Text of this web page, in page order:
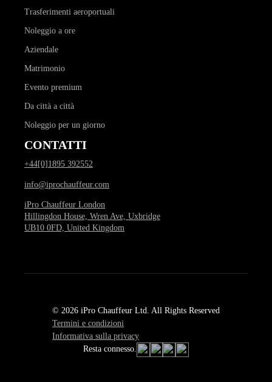
Trasferimenti aeroportuali
Noleggio a ore
Aziendale
Matrimonio
Evento premium
Da città a città
Noleggio per un giorno
CONTATTI
+44[0]1895 392552
info@iprochauffeur.com
iPro Chauffeur London
Hillingdon House, Wren Ave, Uxbridge
UB10 0FD, United Kingdom
© 2026 iPro Chauffeur Ltd. All Rights Reserved
Termini e condizioni
Informativa sulla privacy
Resta connesso.